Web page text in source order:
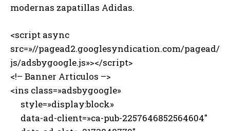
modernas zapatillas Adidas.
<script async
src=»//pagead2.googlesyndication.com/pagead/
js/adsbygoogle.js»></script>
<!– Banner Articulos –>
<ins class=»adsbygoogle»
style=»display:block»
data-ad-client=»ca-pub-2257646852564604″